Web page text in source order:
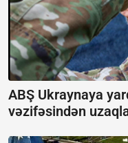
ABŞ Ukraynaya
vəzifəsindən